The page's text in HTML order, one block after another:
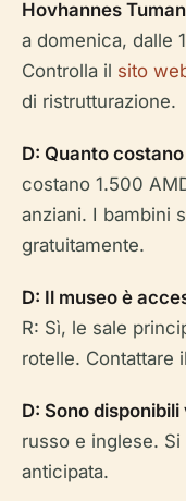
Hovhannes
a domenica, dalle
Controlla il sito
di ristrutturazione.
D: Quanto
costano 1.500
anziani. I bambini
gratuitamente.
D: Il museo è
R: Sì, le sale
rotelle. Contattare
D: Sono
russo e inglese.
anticipata.